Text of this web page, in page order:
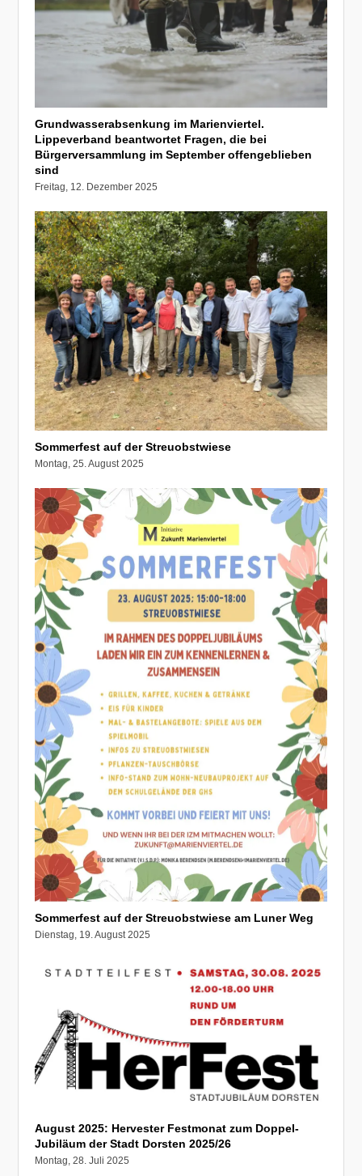
Grundwasserabsenkung im Marienviertel.
Lippeverband beantwortet Fragen, die bei
Bürgerversammlung im September offengeblieben
sind
Freitag, 12. Dezember 2025
Sommerfest auf der Streuobstwiese
Montag, 25. August 2025
Sommerfest auf der Streuobstwiese am Luner Weg
Dienstag, 19. August 2025
August 2025: Hervester Festmonat zum Doppel-
Jubiläum der Stadt Dorsten 2025/26
Montag, 28. Juli 2025